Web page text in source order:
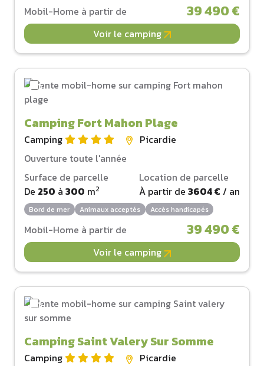
Mobil-Home à partir de 39 490 €
Voir le camping
Camping Fort Mahon Plage
Camping
Picardie
Ouverture toute l'année
Surface de parcelle
De 250 à 300 m2
Location de parcelle
À partir de 3604 € / an
Bord de mer Animaux acceptés Accès handicapés
Mobil-Home à partir de 39 490 €
Voir le camping
Camping Saint Valery Sur Somme
Camping
Picardie